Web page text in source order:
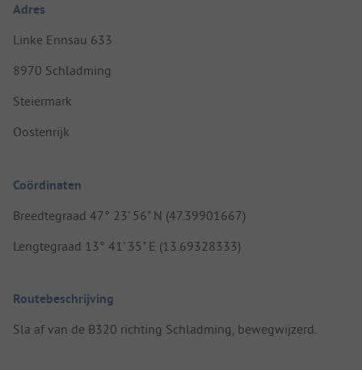
Adres
Linke Ennsau 633
8970 Schladming
Steiermark
Oostenrijk
Coördinaten
Breedtegraad 47° 23' 56" N (47.39901667)
Lengtegraad 13° 41' 35" E (13.69328333)
Routebeschrijving
Sla af van de B320 richting Schladming, bewegwijzerd.